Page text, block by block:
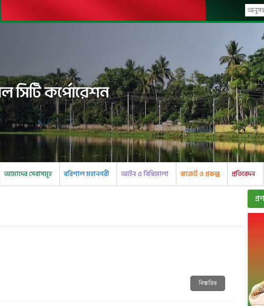
সিটি কর্পোরেশন
আমাদের সেবাসমূহ বরিশাল মহানগরী আইন ও বিধিমালা বাজেট ও প্রকল্প প্রতিবেদন
বিস্তারিত